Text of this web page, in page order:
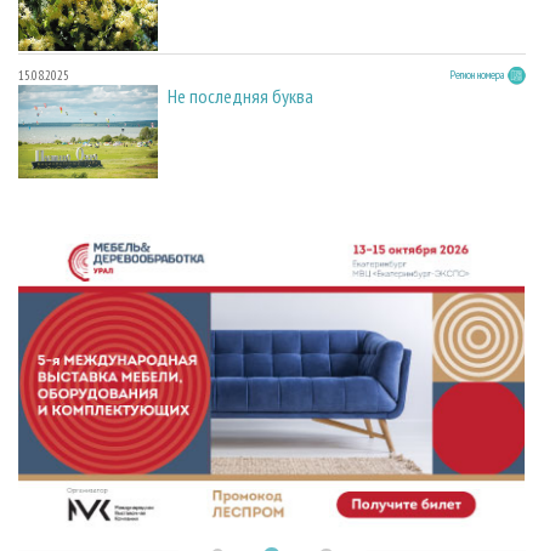
15.08.2025 Регион номера
Не последняя буква